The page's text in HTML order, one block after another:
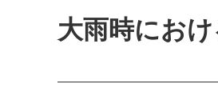
大雨時にお